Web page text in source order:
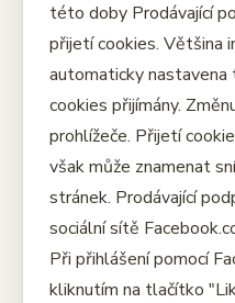
této doby Prodávající
přijetí cookies. Většina
automaticky
cookies přijímány.
prohlížeče. Přijetí
však může znamenat
stránek. Prodávající
sociální sítě
Při přihlášení pomocí
kliknutím na tlačítko